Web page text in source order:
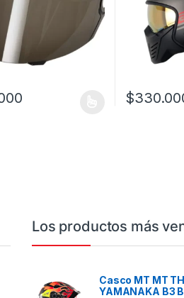
$
Los productos más
Casco MT MT
YAMANAKA B3